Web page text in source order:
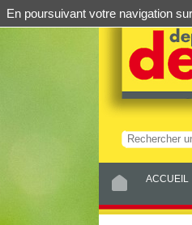
ACCUEIL
En poursuivant votre navigation